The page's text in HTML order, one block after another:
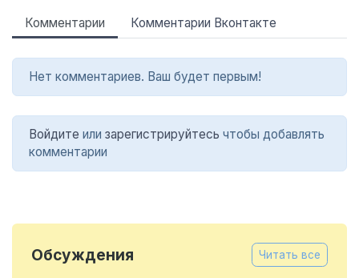
Комментарии Комментарии Вконтакте
Нет комментариев. Ваш будет первым!
Войдите или зарегистрируйтесь чтобы добавлять
комментарии
Обсуждения Читать все